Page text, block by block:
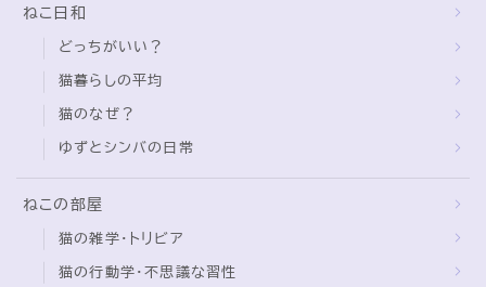
どっちがいい？
猫暮らしの平均
猫のなぜ？
ゆずとシンバの日常
ねこの部屋
猫の雑学・トリビア
猫の行動学・不思議な習性
猫の可愛さ発見シリーズ